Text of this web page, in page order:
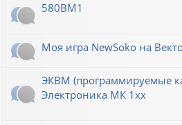
580ВМ1
Моя игра NewSoko на
ЭКВМ (программируемые
Электроника МК 1хх